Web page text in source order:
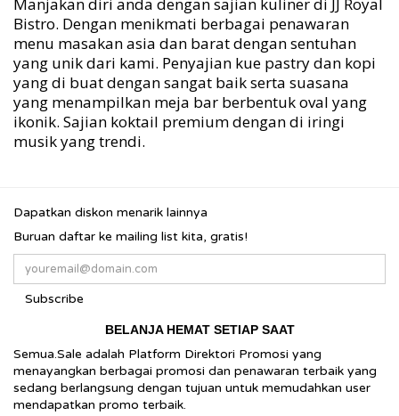
Bistro. Dengan menikmati berbagai penawaran
menu masakan asia dan barat dengan sentuhan
yang unik dari kami. Penyajian kue pastry dan kopi
yang di buat dengan sangat baik serta suasana
yang menampilkan meja bar berbentuk oval yang
ikonik. Sajian koktail premium dengan di iringi
musik yang trendi.
Dapatkan diskon menarik lainnya
Buruan daftar ke mailing list kita, gratis!
Subscribe
BELANJA HEMAT SETIAP SAAT
Semua.Sale adalah Platform Direktori Promosi yang
menayangkan berbagai promosi dan penawaran terbaik yang
sedang berlangsung dengan tujuan untuk memudahkan user
mendapatkan promo terbaik.